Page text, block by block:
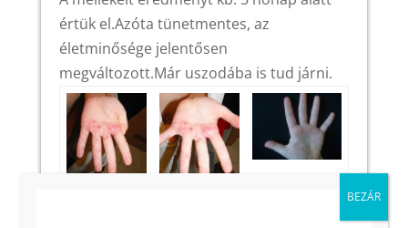
értük el.Azóta tünetmentes, az
életminősége jelentősen
megváltozott.Már uszodába is tud járni.